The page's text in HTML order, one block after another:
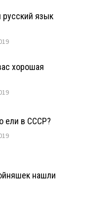
русский язык
хорошая
ели в СССР?
нашли